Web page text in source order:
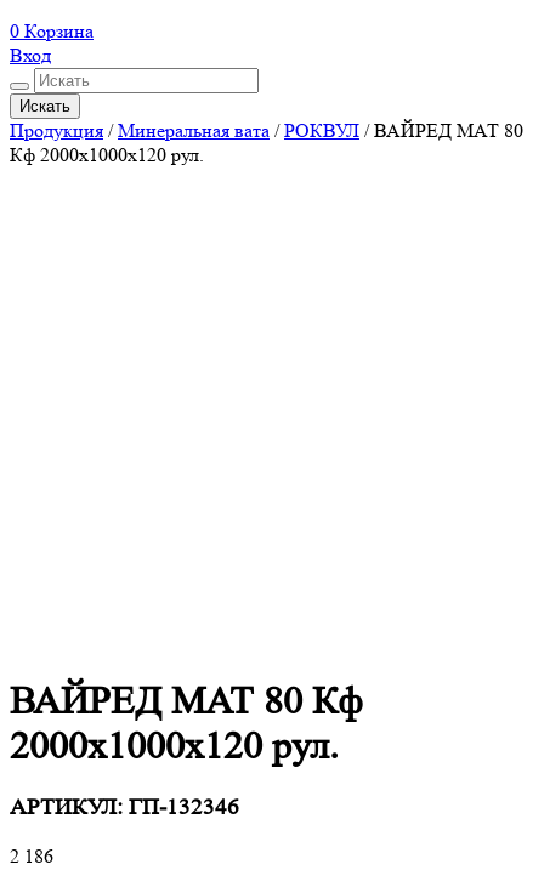
0 Корзина
Вход
Искать
Продукция /Минеральная вата /РОКВУЛ /ВАЙРЕД МАТ 80
Кф 2000x1000x120 рул.
ВАЙРЕД МАТ 80 Кф
2000x1000x120 рул.
АРТИКУЛ: ГП-132346
2 186